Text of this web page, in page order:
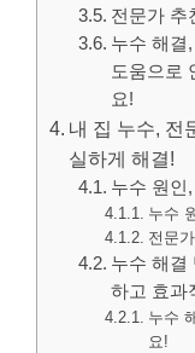
전문가 추
누수 해결
도움으로
요!
내 집 누수, 전
실하게 해결!
누수 원인
누수
전문
누수 해결
하고 효과
누수
요!